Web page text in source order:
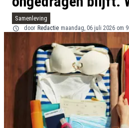
Samenleving
door Redactie maandag, 06 juli 2026 om